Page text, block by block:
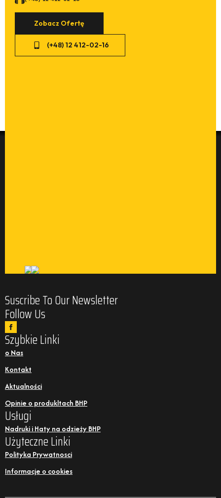
Zobacz Ofertę
(+48) 12 412-02-16
Suscribe To Our Newsletter
Follow Us
Szybkie Linki
o Nas
Kontakt
Aktualności
Opinie o produkltach BHP
Usługi
Nadruki i Haty na odzieży BHP
Użyteczne Linki
Polityka Prywatnosci
Informacje o cookies